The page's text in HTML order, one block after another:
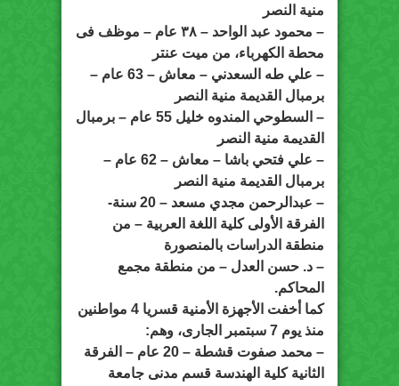
منية النصر
– محمود عبد الواحد – ٣٨ عام – موظف فى
محطة الكهرباء، من ميت عنتر
– علي طه السعدني – معاش – 63 عام –
برمبال القديمة منية النصر
– السطوحي المندوه خليل 55 عام – برمبال
القديمة منية النصر
– علي فتحي باشا – معاش – 62 عام –
برمبال القديمة منية النصر
– عبدالرحمن مجدي مسعد – 20 سنة-
الفرقة الأولى كلية اللغة العربية – من
منطقة الدراسات بالمنصورة
– د. حسن العدل – من منطقة مجمع
المحاكم.
كما أخفت الأجهزة الأمنية قسريا 4 مواطنين
منذ يوم 7 سبتمبر الجارى، وهم:
– محمد صفوت قشطة – 20 عام – الفرقة
الثانية كلية الهندسة قسم مدنى جامعة